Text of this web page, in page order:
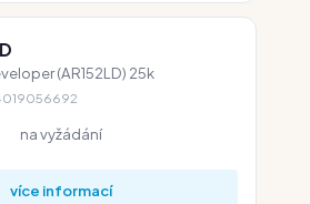
(AR152LD) 25k
na vyžádání
více informací